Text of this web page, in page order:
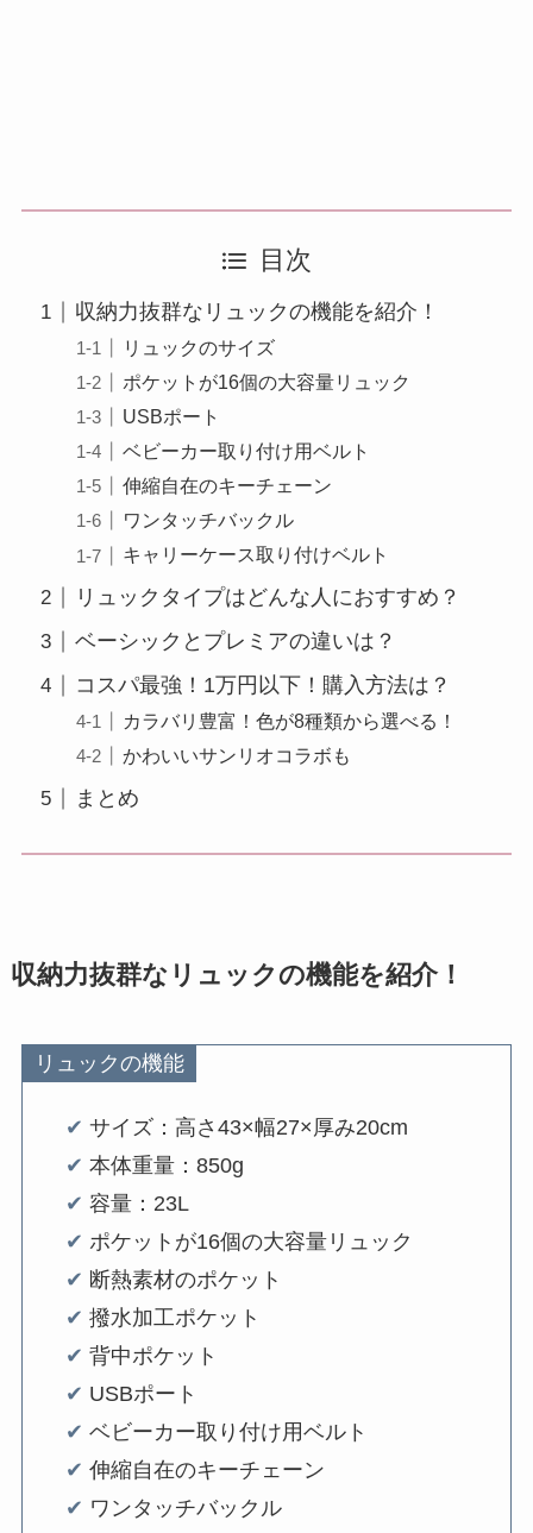
目次
収納力抜群なリュックの機能を紹介！
リュックのサイズ
ポケットが16個の大容量リュック
USBポート
ベビーカー取り付け用ベルト
伸縮自在のキーチェーン
ワンタッチバックル
キャリーケース取り付けベルト
リュックタイプはどんな人におすすめ？
ベーシックとプレミアの違いは？
コスパ最強！1万円以下！購入方法は？
カラバリ豊富！色が8種類から選べる！
かわいいサンリオコラボも
まとめ
収納力抜群なリュックの機能を紹介！
リュックの機能
✔︎ サイズ：高さ43×幅27×厚み20cm
✔︎ 本体重量：850g
✔︎ 容量：23L
✔︎ ポケットが16個の大容量リュック
✔︎ 断熱素材のポケット
✔︎ 撥水加工ポケット
✔︎ 背中ポケット
✔︎ USBポート
✔︎ ベビーカー取り付け用ベルト
✔︎ 伸縮自在のキーチェーン
✔︎ ワンタッチバックル